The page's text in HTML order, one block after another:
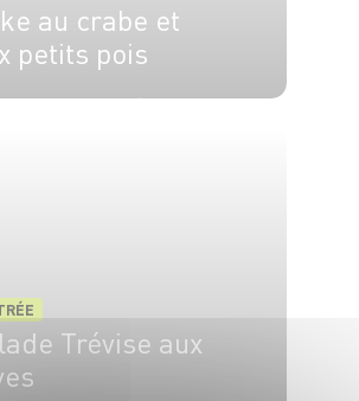
au crabe et
petits pois
Trévise aux